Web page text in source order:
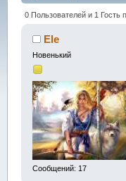
0 Пользователей и 1 Гость
Ele
Новенький
Сообщений: 17